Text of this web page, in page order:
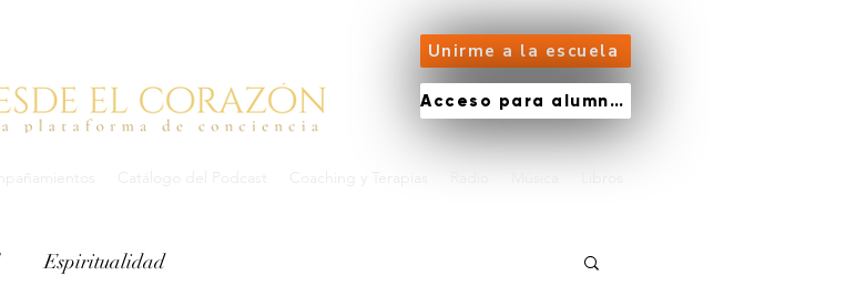
Unirme a la escuela
Acceso para alumnos
Espiritualidad